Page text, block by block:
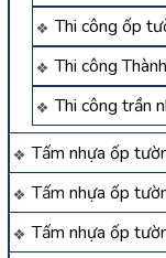
Thi công ốp
Thi công
Thi công trần
Tấm nhựa ốp
Tấm nhựa ốp
Tấm nhựa ốp